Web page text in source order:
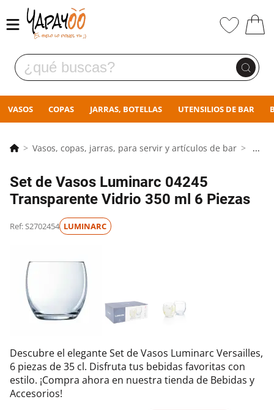
VASOS COPAS JARRAS, BOTELLAS UTENSILIOS DE BAR
Vasos, copas, jarras, para servir y artículos de bar ...
Set de Vasos Luminarc 04245
Transparente Vidrio 350 ml 6 Piezas
Ref: S2702454 LUMINARC
Descubre el elegante Set de Vasos Luminarc Versailles,
6 piezas de 35 cl. Disfruta tus bebidas favoritas con
estilo. ¡Compra ahora en nuestra tienda de Bebidas y
Accesorios!